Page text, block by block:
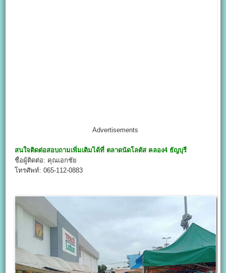
Advertisements
สนใจติดต่อสอบถามเพิ่มเติมได้ที่ ตลาดนัดโลตัส คลอง4 ธัญบุรี
ชื่อผู้ติดต่อ: คุณเอกชัย
โทรศัพท์: 065-112-0883